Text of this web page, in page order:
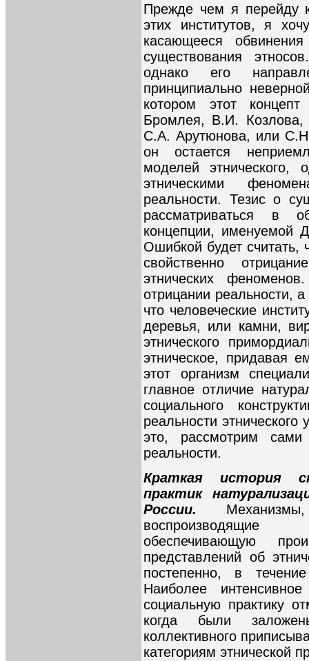
Прежде чем я перейду
этих институтов, я
касающееся
существования
однако его
принципиально
котором этот
Бромлея, В.И.
С.А. Арутюнова, или
он остается
моделей этнического,
этническими
реальности. Тезис о
рассматриваться в
концепции, именуемой
Ошибкой будет считать,
свойственно
этнических
отрицании реальности, а
что человеческие
деревья, или камни,
этнического
этническое, придавая
этот организм
главное отличие
социального
реальности этнического
это, рассмотрим сами
реальности.
Краткая история
практик
России.
воспроизводящие
обеспечивающую
представлений об
постепенно, в
Наиболее
социальную практику
когда были
коллективного
категориям этнической